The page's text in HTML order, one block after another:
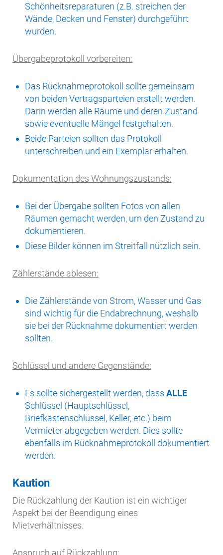
Schönheitsreparaturen (z.B. streichen der
Wände, Decken und Fenster) durchgeführt
wurden.
Übergabeprotokoll vorbereiten:
Das Rücknahmeprotokoll sollte gemeinsam
von beiden Vertragsparteien erstellt werden.
Darin werden alle Räume und deren Zustand
sowie eventuelle Mängel festgehalten.
Beide Parteien sollten das Protokoll
unterschreiben und ein Exemplar erhalten.
Dokumentation des Wohnungszustands:
Bei der Übergabe sollten Fotos von allen
Räumen gemacht werden, um den Zustand zu
dokumentieren.
Diese Bilder können im Streitfall nützlich sein.
Zählerstände ablesen:
Die Zählerstände von Strom, Wasser und Gas
sind wichtig für die Endabrechnung, weshalb
sie bei der Rücknahme dokumentiert werden
sollten.
Schlüssel und andere Gegenstände:
Es sollte sichergestellt werden, dass ALLE
Schlüssel (Hauptschlüssel,
Briefkastenschlüssel, Keller, etc.) beim
Vermieter abgegeben werden. Dies sollte
ebenfalls im Rücknahmeprotokoll dokumentiert
werden.
Kaution
Die Rückzahlung der Kaution ist ein wichtiger
Aspekt bei der Beendigung eines
Mietverhältnisses.
Anspruch auf Rückzahlung: